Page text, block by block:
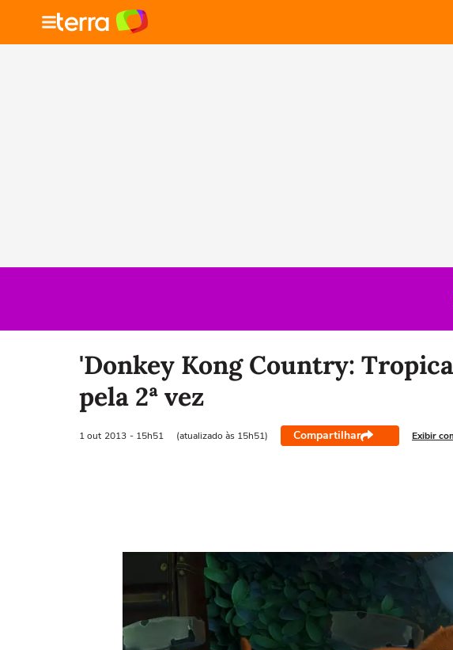
'Donkey Kong Country:
pela 2ª vez
1 out 2013 - 15h51 (atualizado às 15h51) Compartilhar Exibir